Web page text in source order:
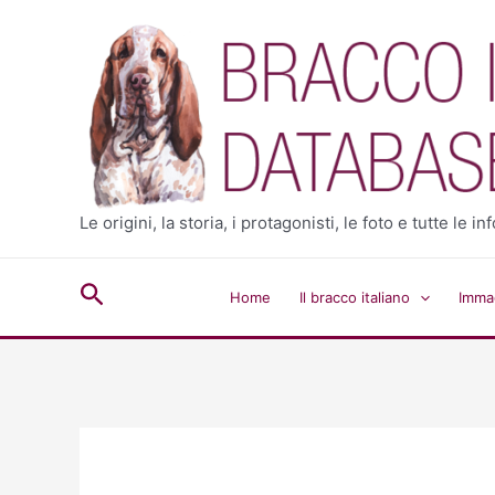
contenuto
Le origini, la storia, i protagonisti, le foto e tutte le
Cerca Home Il bracco italiano